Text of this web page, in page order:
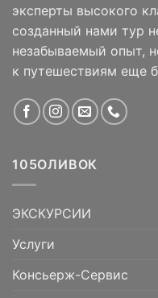
эксперты высокого
созданный нами тур
незабываемый опыт,
к путешествиям еще
105ОЛИВОК
ЭКСКУРСИИ
Услуги
Консьерж-Сервис